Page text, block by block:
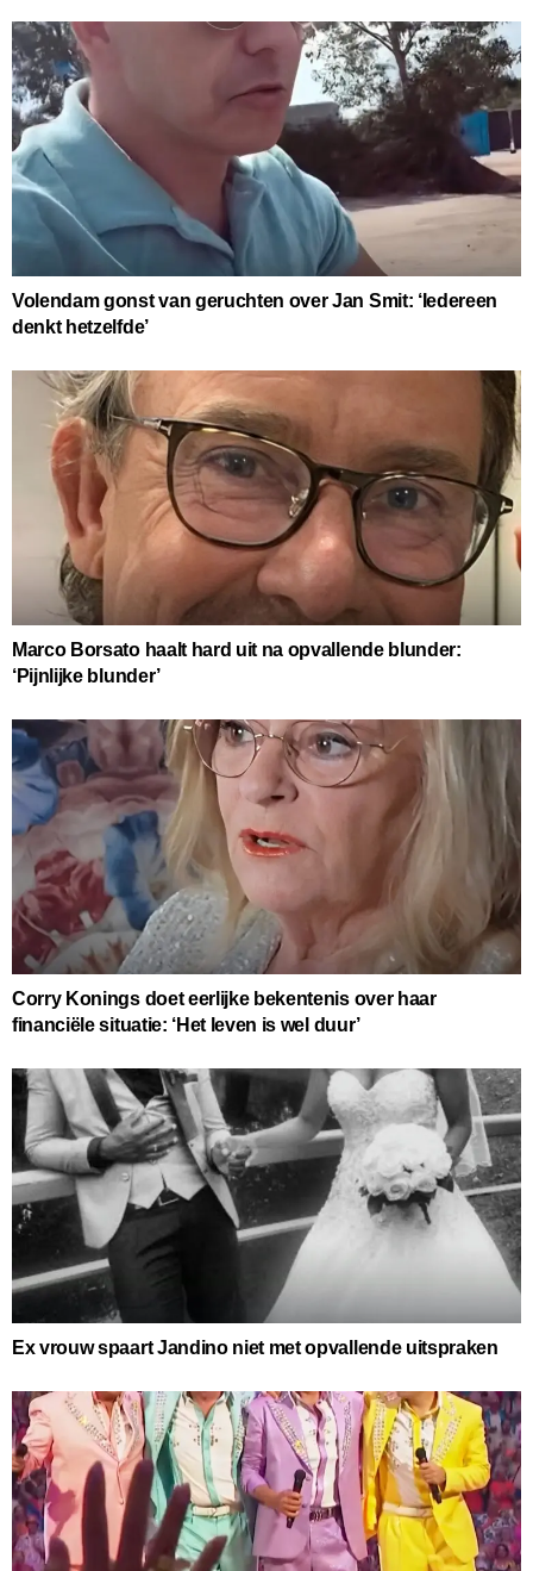
Volendam gonst van geruchten over Jan Smit: ‘Iedereen
denkt hetzelfde’
Marco Borsato haalt hard uit na opvallende blunder:
‘Pijnlijke blunder’
Corry Konings doet eerlijke bekentenis over haar
financiële situatie: ‘Het leven is wel duur’
Ex vrouw spaart Jandino niet met opvallende uitspraken